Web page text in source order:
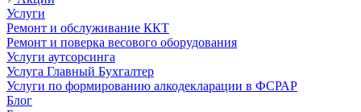
Услуги
Ремонт и обслуживание ККТ
Ремонт и поверка весового оборудования
Услуги аутсорсинга
Услуга Главный Бухгалтер
Услуги по формированию алкодекларации в ФСРАР
Блог